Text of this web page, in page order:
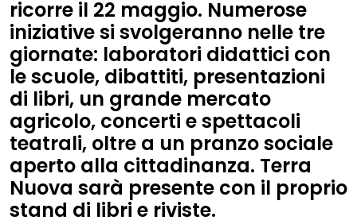
ricorre il 22 maggio. Numerose
iniziative si svolgeranno nelle tre
giornate: laboratori didattici con
le scuole, dibattiti, presentazioni
di libri, un grande mercato
agricolo, concerti e spettacoli
teatrali, oltre a un pranzo sociale
aperto alla cittadinanza. Terra
Nuova sarà presente con il proprio
stand di libri e riviste.